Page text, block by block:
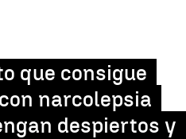
que consigue
narcolepsia
despiertos y